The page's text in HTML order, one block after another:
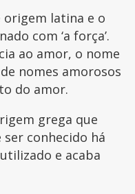
origem latina e o
com ‘a força’.
ao amor, o nome
nomes amorosos
do amor.
grega que
ser conhecido há
e acaba